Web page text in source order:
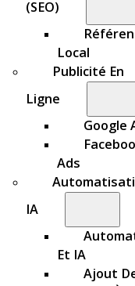
(SEO)
Local
Publicité En
Ligne
Google
Ads
IA
Et IA
Ajout